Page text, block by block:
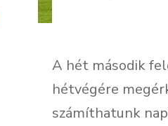
A hét második
hétvégére
számíthatunk